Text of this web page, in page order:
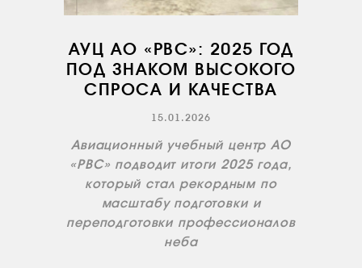
АУЦ АО «РВС»: 2025 ГОД
ПОД ЗНАКОМ ВЫСОКОГО
СПРОСА И КАЧЕСТВА
15.01.2026
Авиационный учебный центр АО
«РВС» подводит итоги 2025 года,
который стал рекордным по
масштабу подготовки и
переподготовки профессионалов
неба